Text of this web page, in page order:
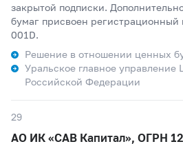
закрытой подписки.
бумаг присвоен
001D.
Решение в отношении ценных
Уральское главное управление
Российской Федерации
29
АО ИК «САВ Капитал», ОГРН